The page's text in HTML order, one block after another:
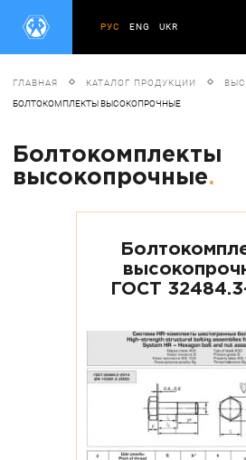
РУС ENG UKR
ГЛАВНАЯ КАТАЛОГ ПРОДУКЦИИ
БОЛТОКОМПЛЕКТЫ ВЫСОКОПРОЧНЫЕ
Болтокомплекты
высокопрочные.
ГОСТ